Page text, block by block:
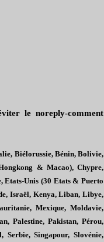
le noreply-comment
Biélorussie, Bénin, Bolivie,
& Macao), Chypre,
Etats-Unis (30 Etats & Puerto
Israël, Kenya, Liban, Libye,
Mexique, Moldavie,
Palestine, Pakistan, Pérou,
Serbie, Singapour, Slovénie,